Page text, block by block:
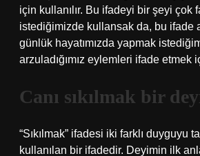
için kullanılır. Bu ifadeyi bir şeyi çok
istediğimizde kullansak da, bu ifade
günlük hayatımızda yapmak
arzuladığımız eylemleri ifade etmek
Canı sıkılmak bir
“Sıkılmak” ifadesi iki farklı duyguyu
kullanılan bir ifadedir. Deyimin ilk